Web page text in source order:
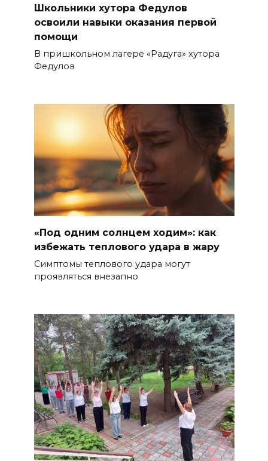
Школьники хутора Федулов
освоили навыки оказания первой
помощи
В пришкольном лагере «Радуга» хутора
Федулов
«Под одним солнцем ходим»: как
избежать теплового удара в жару
Симптомы теплового удара могут
проявляться внезапно